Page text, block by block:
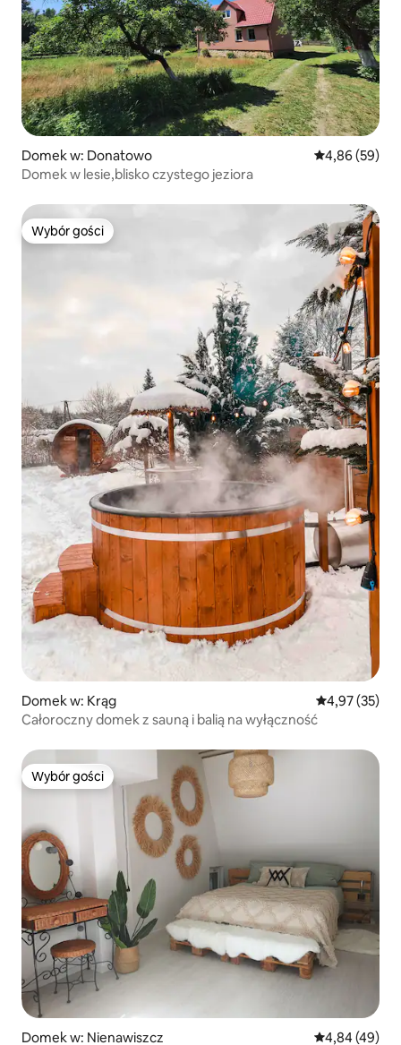
Domek w: Donatowo Średnia
4,86 (59)
Domek w lesie,blisko czystego jeziora
Wybór gości
Wybór gości
Domek w: Krąg Średnia
4,97 (35)
Całoroczny domek z sauną i balią na wyłączność
Wybór gości
Wybór gości
Domek w: Nienawiszcz Średnia
4,84 (49)